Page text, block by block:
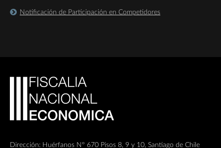
Notificación de Participación en Competidores
Dirección: Huérfanos Nº 670 Pisos 8, 9 y 10, Santiago de Chile